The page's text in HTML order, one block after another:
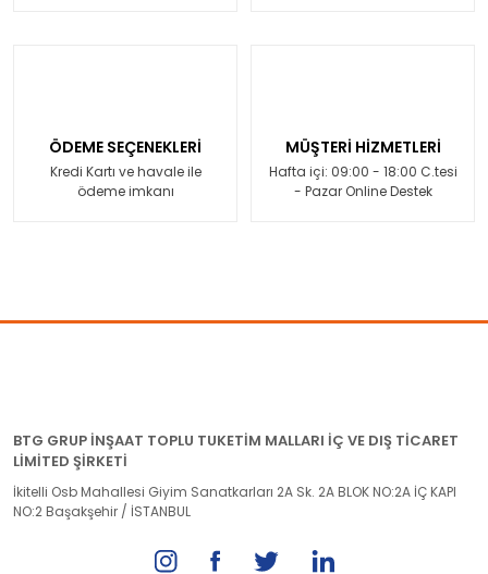
ÖDEME SEÇENEKLERİ
Kredi Kartı ve havale ile
ödeme imkanı
MÜŞTERİ HİZMETLERİ
Hafta içi: 09:00 - 18:00 C.tesi
- Pazar Online Destek
BTG GRUP İNŞAAT TOPLU TUKETİM MALLARI İÇ VE DIŞ TİCARET
LİMİTED ŞİRKETİ
İkitelli Osb Mahallesi Giyim Sanatkarları 2A Sk. 2A BLOK NO:2A İÇ KAPI
NO:2 Başakşehir / İSTANBUL